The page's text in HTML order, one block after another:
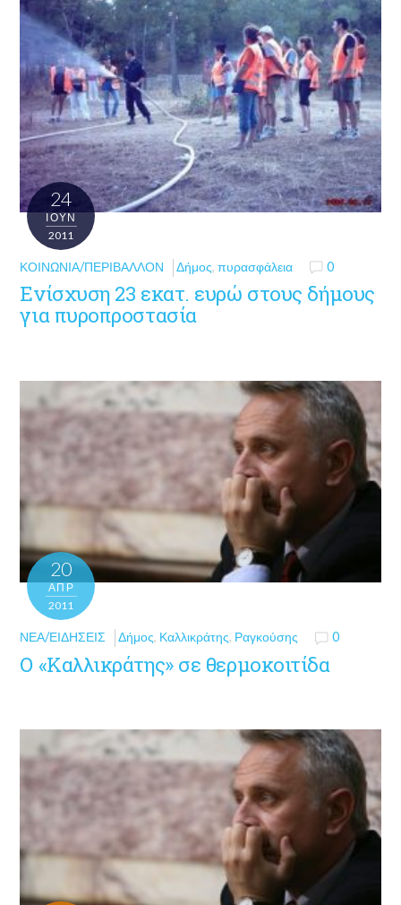
24
ΙΟΎΝ
2011
ΚΟΙΝΩΝΊΑ/ΠΕΡΙΒΆΛΛΟΝ Δήμος,πυρασφάλεια 0
Ενίσχυση 23 εκατ. ευρώ στους δήμους
για πυροπροστασία
20
ΑΠΡ
2011
ΝΈΑ/ΕΙΔΉΣΕΙΣ Δήμος, Καλλικράτης, Ραγκούσης 0
Ο «Καλλικράτης» σε θερμοκοιτίδα